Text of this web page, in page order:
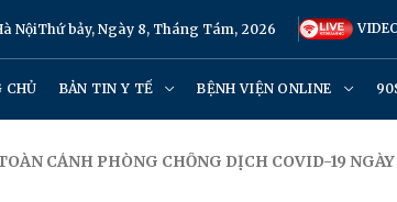
NộiThứ bảy, Ngày 8, Tháng Tám, 2026
CHỦ BẢN TIN Y TẾ BỆNH VIỆN ONLINE
CẢNH PHÒNG CHỐNG DỊCH COVID-19